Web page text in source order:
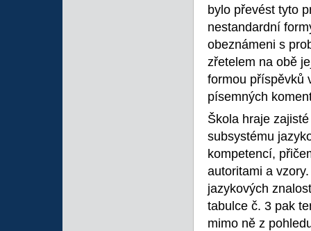
bylo převést tyto
nestandardní
obeznámeni s
zřetelem na obě
formou příspěvků
písemných
Škola hraje
subsystému
kompetencí,
autoritami a
jazykových
tabulce č. 3 pak
mimo ně z